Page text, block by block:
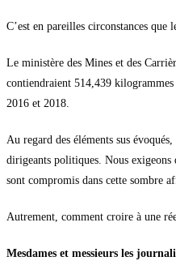
C’est en pareilles circonstances
Le ministère des Mines et des
contiendraient 514,439
2016 et 2018.
Au regard des éléments sus
dirigeants politiques. Nous
sont compromis dans cette sombre
Autrement, comment croire à une
Mesdames et messieurs les